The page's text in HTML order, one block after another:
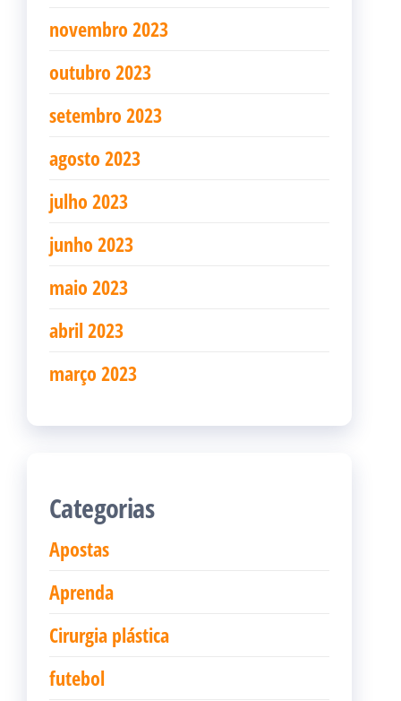
novembro 2023
outubro 2023
setembro 2023
agosto 2023
julho 2023
junho 2023
maio 2023
abril 2023
março 2023
Categorias
Apostas
Aprenda
Cirurgia plástica
futebol